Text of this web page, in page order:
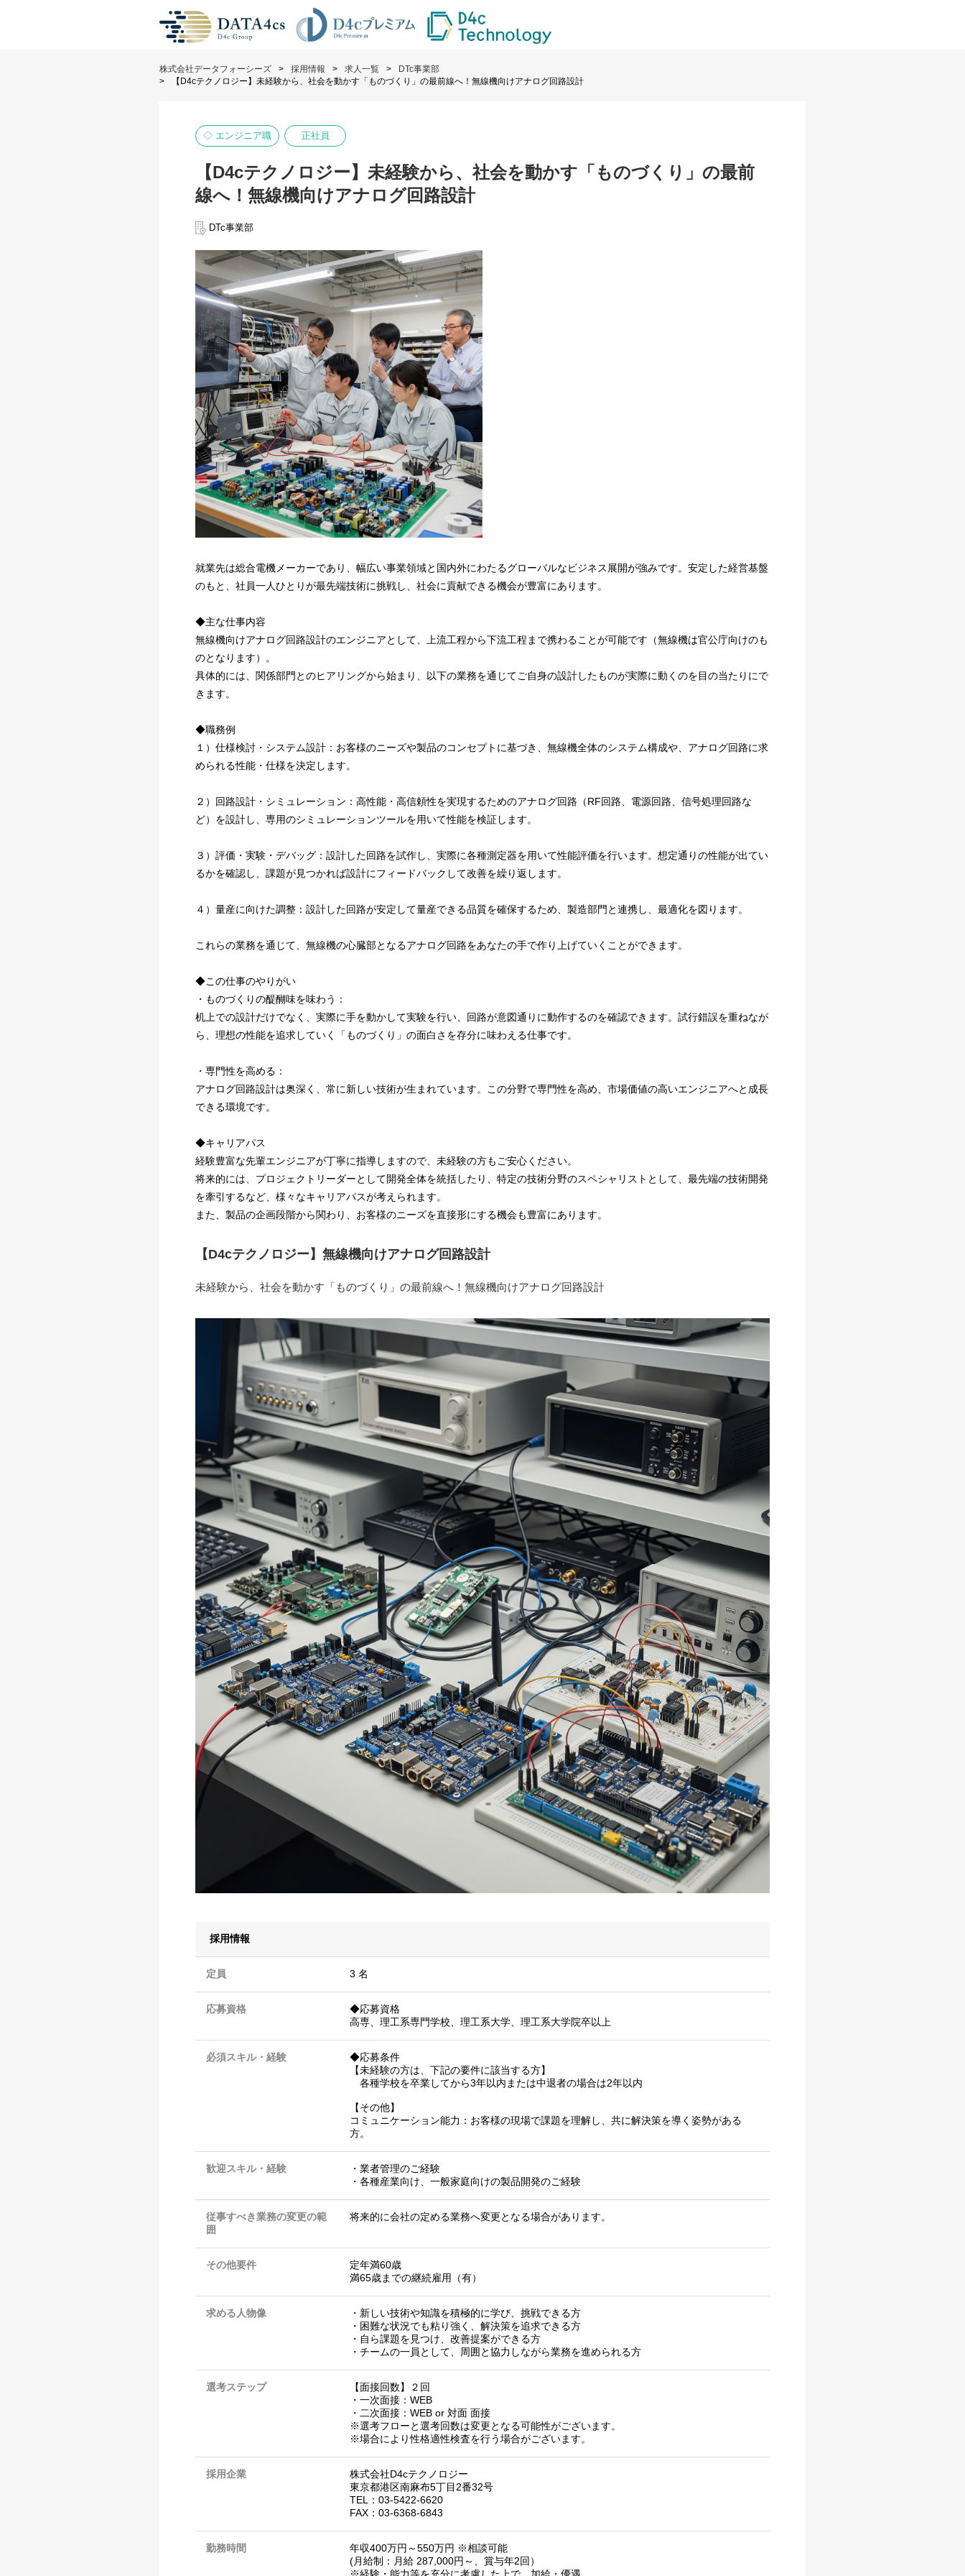
株式会社データフォーシーズ 採用情報 求人一覧
DTc事業部
【D4cテクノロジー】未経験から、社会を動かす「ものづくり」の最前線へ！無線機向けアナログ回路設計
◇ エンジニア職 正社員
【D4cテクノロジー】未経験から、社会を動かす「ものづくり」の最前
線へ！無線機向けアナログ回路設計
DTc事業部
就業先は総合電機メーカーであり、幅広い事業領域と国内外にわたるグローバルなビジネス展開が強みです。安定した経営基盤
のもと、社員一人ひとりが最先端技術に挑戦し、社会に貢献できる機会が豊富にあります。
◆主な仕事内容
無線機向けアナログ回路設計のエンジニアとして、上流工程から下流工程まで携わることが可能です（無線機は官公庁向けのも
のとなります）。
具体的には、関係部門とのヒアリングから始まり、以下の業務を通じてご自身の設計したものが実際に動くのを目の当たりにで
きます。
◆職務例
１）仕様検討・システム設計：お客様のニーズや製品のコンセプトに基づき、無線機全体のシステム構成や、アナログ回路に求
められる性能・仕様を決定します。
２）回路設計・シミュレーション：高性能・高信頼性を実現するためのアナログ回路（RF回路、電源回路、信号処理回路な
ど）を設計し、専用のシミュレーションツールを用いて性能を検証します。
３）評価・実験・デバッグ：設計した回路を試作し、実際に各種測定器を用いて性能評価を行います。想定通りの性能が出てい
るかを確認し、課題が見つかれば設計にフィードバックして改善を繰り返します。
４）量産に向けた調整：設計した回路が安定して量産できる品質を確保するため、製造部門と連携し、最適化を図ります。
これらの業務を通じて、無線機の心臓部となるアナログ回路をあなたの手で作り上げていくことができます。
◆この仕事のやりがい
・ものづくりの醍醐味を味わう：
机上での設計だけでなく、実際に手を動かして実験を行い、回路が意図通りに動作するのを確認できます。試行錯誤を重ねなが
ら、理想の性能を追求していく「ものづくり」の面白さを存分に味わえる仕事です。
・専門性を高める：
アナログ回路設計は奥深く、常に新しい技術が生まれています。この分野で専門性を高め、市場価値の高いエンジニアへと成長
できる環境です。
◆キャリアパス
経験豊富な先輩エンジニアが丁寧に指導しますので、未経験の方もご安心ください。
将来的には、プロジェクトリーダーとして開発全体を統括したり、特定の技術分野のスペシャリストとして、最先端の技術開発
を牽引するなど、様々なキャリアパスが考えられます。
また、製品の企画段階から関わり、お客様のニーズを直接形にする機会も豊富にあります。
【D4cテクノロジー】無線機向けアナログ回路設計
未経験から、社会を動かす「ものづくり」の最前線へ！無線機向けアナログ回路設計
採用情報
定員 3 名
応募資格
◆応募資格
高専、理工系専門学校、理工系大学、理工系大学院卒以上
必須スキル・経験
◆応募条件
【未経験の方は、下記の要件に該当する方】
各種学校を卒業してから3年以内または中退者の場合は2年以内
【その他】
コミュニケーション能力：お客様の現場で課題を理解し、共に解決策を導く姿勢がある
方。
歓迎スキル・経験
・業者管理のご経験
・各種産業向け、一般家庭向けの製品開発のご経験
従事すべき業務の変更の範
囲
将来的に会社の定める業務へ変更となる場合があります。
その他要件
定年満60歳
満65歳までの継続雇用（有）
求める人物像
・新しい技術や知識を積極的に学び、挑戦できる方
・困難な状況でも粘り強く、解決策を追求できる方
・自ら課題を見つけ、改善提案ができる方
・チームの一員として、周囲と協力しながら業務を進められる方
選考ステップ
【面接回数】２回
・一次面接：WEB
・二次面接：WEB or 対面 面接
※選考フローと選考回数は変更となる可能性がございます。
※場合により性格適性検査を行う場合がございます。
採用企業
株式会社D4cテクノロジー
東京都港区南麻布5丁目2番32号
TEL：03-5422-6620
FAX：03-6368-6843
勤務時間
年収400万円～550万円 ※相談可能
(月給制：月給 287,000円～、賞与年2回）
※経験・能力等を充分に考慮した上で、加給・優遇。